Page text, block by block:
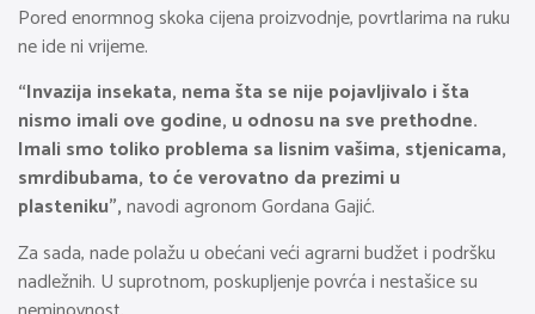
Pored enormnog skoka cijena proizvodnje, povrtlarima na ruku
ne ide ni vrijeme.
“Invazija insekata, nema šta se nije pojavljivalo i šta
nismo imali ove godine, u odnosu na sve prethodne.
Imali smo toliko problema sa lisnim vašima, stjenicama,
smrdibubama, to će verovatno da prezimi u
plasteniku”,navodi agronom Gordana Gajić.
Za sada, nade polažu u obećani veći agrarni budžet i podršku
nadležnih. U suprotnom, poskupljenje povrća i nestašice su